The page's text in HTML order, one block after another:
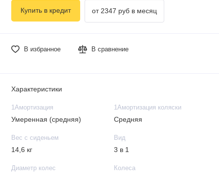
В избранное В сравнение
Купить в кредит от 2347 руб в месяц
Характеристики
1Амортизация
Умеренная (средняя)
1Амортизация коляски
Средняя
Вес с сиденьем
14,6 кг
Вид
3 в 1
Диаметр колес Колеса